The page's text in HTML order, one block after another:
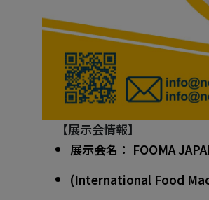
【展示会情報】
展示会名： FOOMA
(International Food